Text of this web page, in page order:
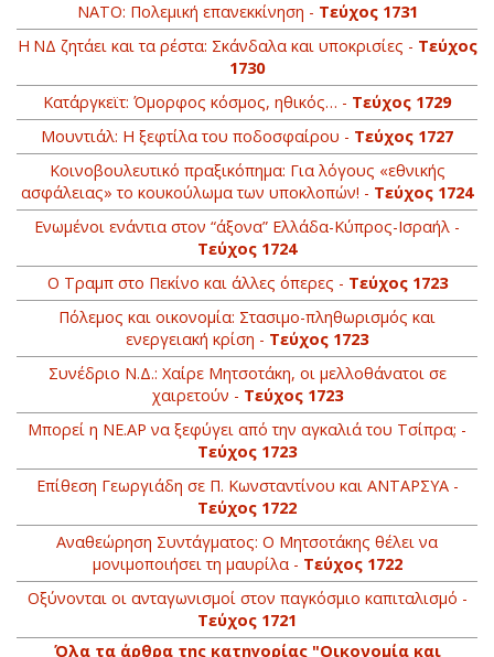
ΝΑΤΟ: Πολεμική επανεκκίνηση - Τεύχος 1731
Η ΝΔ ζητάει και τα ρέστα: Σκάνδαλα και υποκρισίες - Τεύχος
1730
Κατάργκεϊτ: Όμορφος κόσμος, ηθικός… - Τεύχος 1729
Μουντιάλ: Η ξεφτίλα του ποδοσφαίρου - Τεύχος 1727
Κοινοβουλευτικό πραξικόπημα: Για λόγους «εθνικής
ασφάλειας» το κουκούλωμα των υποκλοπών! - Τεύχος 1724
Ενωμένοι ενάντια στον “άξονα” Ελλάδα-Κύπρος-Ισραήλ -
Τεύχος 1724
Ο Τραμπ στο Πεκίνο και άλλες όπερες - Τεύχος 1723
Πόλεμος και οικονομία: Στασιμο-πληθωρισμός και
ενεργειακή κρίση - Τεύχος 1723
Συνέδριο Ν.Δ.: Χαίρε Μητσοτάκη, οι μελλοθάνατοι σε
χαιρετούν - Τεύχος 1723
Μπορεί η ΝΕ.ΑΡ να ξεφύγει από την αγκαλιά του Τσίπρα; -
Τεύχος 1723
Επίθεση Γεωργιάδη σε Π. Κωνσταντίνου και ΑΝΤΑΡΣΥΑ -
Τεύχος 1722
Αναθεώρηση Συντάγματος: Ο Μητσοτάκης θέλει να
μονιμοποιήσει τη μαυρίλα - Τεύχος 1722
Οξύνονται οι ανταγωνισμοί στον παγκόσμιο καπιταλισμό -
Τεύχος 1721
Όλα τα άρθρα της κατηγορίας "Οικονομία και